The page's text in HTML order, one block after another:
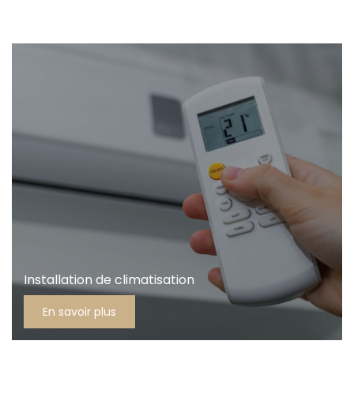
Installation de climatisation
En savoir plus